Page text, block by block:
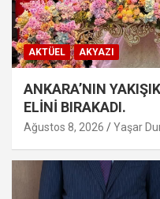
AKTÜEL AKYAZI
ANKARA’NIN
ELİNİ BIRAKADI.
Ağustos 8, 2026 Yaşar